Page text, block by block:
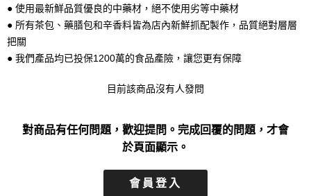
● 使用最新鮮品質優良的中藥材，絕不使用劣等中藥材
● 所有茶包、藥膳包和辛香料皆為店內新鮮抓配製作，品質絕對層層
把關
● 我們產品均已投保1200萬的食品產險，讓您更有保障
目前該商品沒有人發問
對商品有任何問題，歡迎提問。完成回覆的問題，才會
於頁面顯示。
會員登入